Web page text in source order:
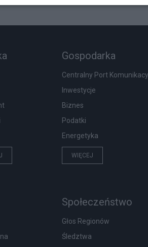
Gospodarka
Centralny Port
Inwestycje
Biznes
Podatki
Energetyka
WIĘCEJ
Społeczeństwo
Głos Regionów
Śledztwa